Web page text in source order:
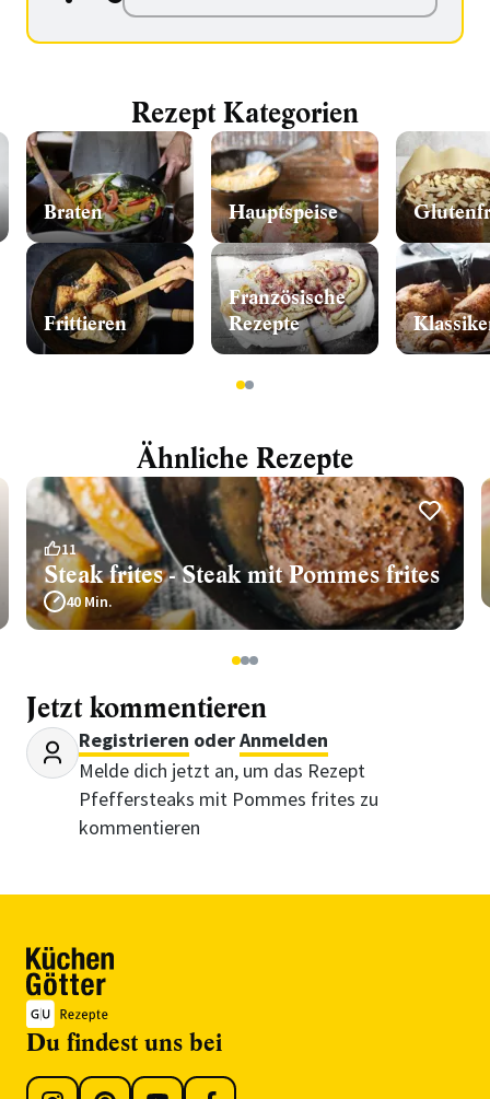
Rezept Kategorien
Braten
Frittieren
Hauptspeise
Französische
Rezepte
12
Ähnliche Rezepte
11
Steak frites - Steak mit Pommes frites
40 Min.
123
Jetzt kommentieren
Registrieren oderAnmelden
Melde dich jetzt an, um das Rezept
Pfeffersteaks mit Pommes frites zu
kommentieren
Du findest uns bei